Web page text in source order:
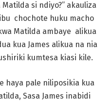
si ndiyo?” akauliza
chochote huku macho
Matilda ambaye alikua
kua James alikua na nia
kumtesa kiasi kile.
haya pale niliposikia kua
Sasa James inabidi